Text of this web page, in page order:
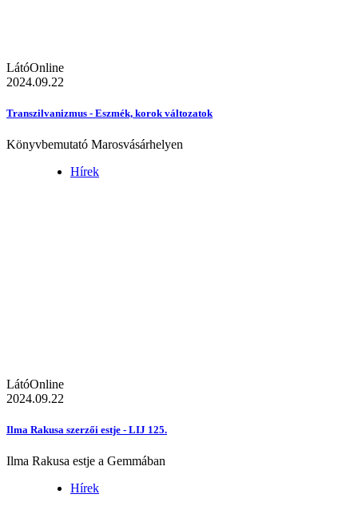
LátóOnline
2024.09.22
Transzilvanizmus - Eszmék, korok változatok
Könyvbemutató Marosvásárhelyen
Hírek
LátóOnline
2024.09.22
Ilma Rakusa szerzői estje - LIJ 125.
Ilma Rakusa estje a Gemmában
Hírek